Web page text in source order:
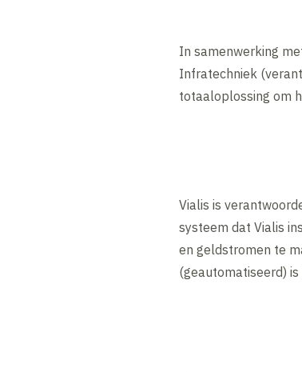
In samenwerking
Infratechniek
totaaloplossing om
Vialis is
systeem dat Vialis
en geldstromen te
(geautomatiseerd)